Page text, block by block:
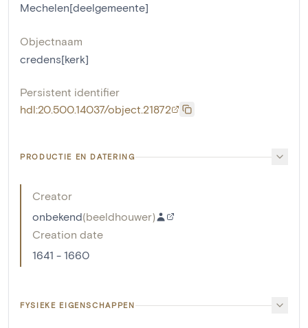
Mechelen[deelgemeente]
Objectnaam
credens[kerk]
Persistent identifier
hdl:20.500.14037/object.21872
PRODUCTIE EN DATERING
Creator
onbekend(beeldhouwer)
Creation date
1641 - 1660
FYSIEKE EIGENSCHAPPEN